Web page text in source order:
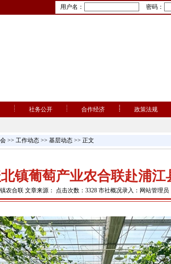
用户名： 密码：
社务公开 合作经济 政策法规
>> 工作动态 >> 基层动态 >> 正文
镇葡萄产业农合联赴浦江
镇农合联 文章来源： 点击次数：3328 市社概况录入：网站管理